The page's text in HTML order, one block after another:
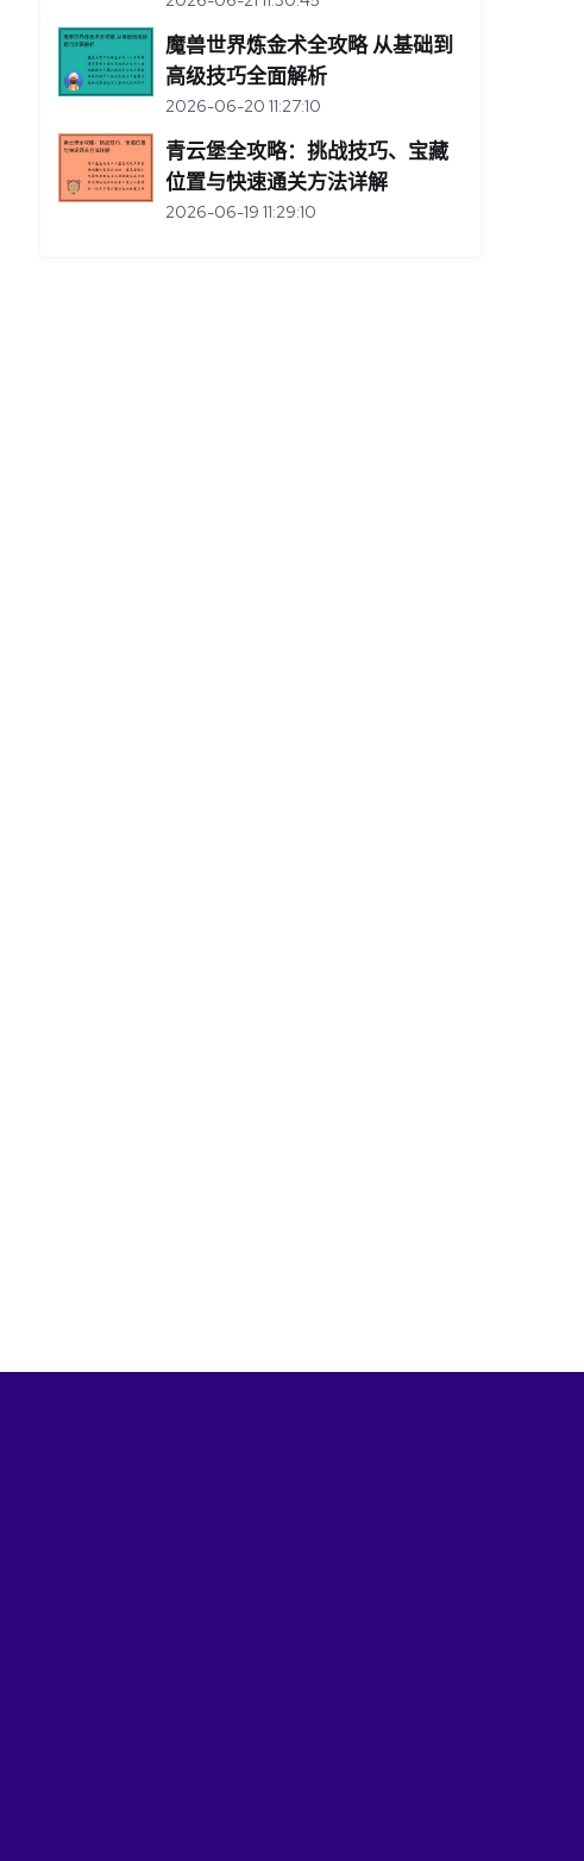
魔兽世界炼金术全攻略 从基础到
高级技巧全面解析
2026-06-20 11:27:10
青云堡全攻略：挑战技巧、宝藏
位置与快速通关方法详解
2026-06-19 11:29:10